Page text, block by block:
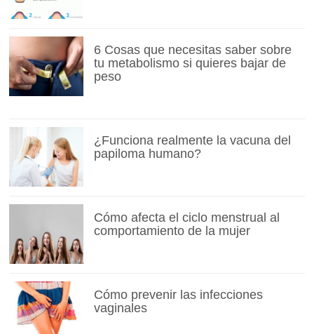
6 Cosas que necesitas saber sobre
tu metabolismo si quieres bajar de
peso
¿Funciona realmente la vacuna del
papiloma humano?
Cómo afecta el ciclo menstrual al
comportamiento de la mujer
Cómo prevenir las infecciones
vaginales